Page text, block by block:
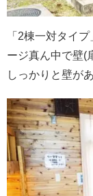
「2棟一対タイ
ージ真ん中で壁(
しっかりと壁が